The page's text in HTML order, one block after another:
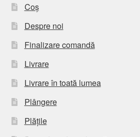
Coș
Despre noi
Finalizare comandă
Livrare
Livrare în toată lumea
Plângere
Plățile